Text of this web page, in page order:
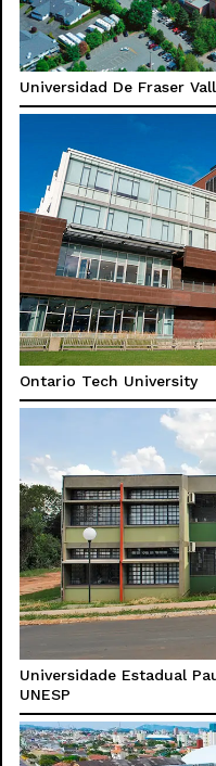
Universidad De Fraser
Ontario Tech University
Universidade Estadual
UNESP